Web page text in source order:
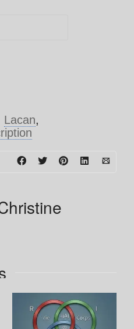
Lacan,